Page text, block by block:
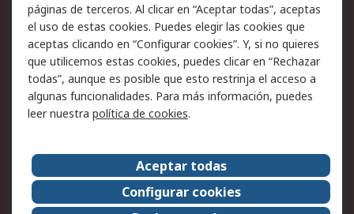
Legal
Aviso legal
Política de privacidad -
Actualizada
Política sobre cookies
Seguridad de emails
Certificaciones de
Condiciones de venta
Acerca de RS
Acerca de RS RS Group
páginas de terceros. Al clicar en “Aceptar todas”, aceptas
el uso de estas cookies. Puedes elegir las cookies que
aceptas clicando en “Configurar cookies”. Y, si no quieres
que utilicemos estas cookies, puedes clicar en “Rechazar
todas”, aunque es posible que esto restrinja el acceso a
algunas funcionalidades. Para más información, puedes
leer nuestra política de cookies.
Aceptar todas
Configurar cookies